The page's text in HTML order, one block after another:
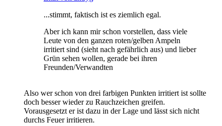
...stimmt, faktisch ist es ziemlich egal.
Aber ich kann mir schon vorstellen, dass viele
Leute von den ganzen roten/gelben Ampeln
irritiert sind (sieht nach gefährlich aus) und lieber
Grün sehen wollen, gerade bei ihren
Freunden/Verwandten
Also wer schon von drei farbigen Punkten irritiert ist sollte
doch besser wieder zu Rauchzeichen greifen.
Vorausgesetzt er ist dazu in der Lage und lässt sich nicht
durchs Feuer irritieren.